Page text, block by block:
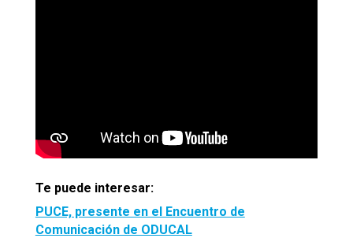
Te puede interesar:
PUCE, presente en el Encuentro de
Comunicación de ODUCAL